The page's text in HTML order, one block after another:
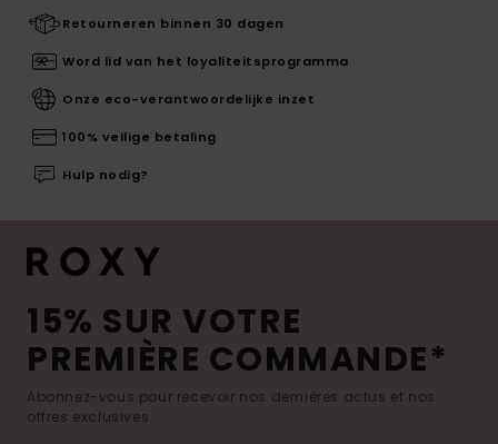
Retourneren binnen 30 dagen
Word lid van het loyaliteitsprogramma
Onze eco-verantwoordelijke inzet
100% veilige betaling
Hulp nodig?
15% SUR VOTRE
PREMIÈRE COMMANDE*
Abonnez-vous pour recevoir nos dernières actus et nos
offres exclusives.